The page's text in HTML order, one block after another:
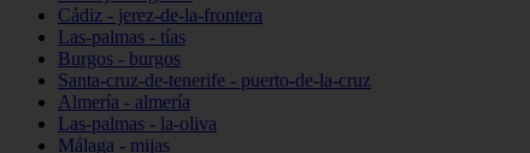
Cádiz - jerez-de-la-frontera
Las-palmas - tías
Burgos - burgos
Santa-cruz-de-tenerife - puerto-de-la-cruz
Almería - almería
Las-palmas - la-oliva
Málaga - mijas